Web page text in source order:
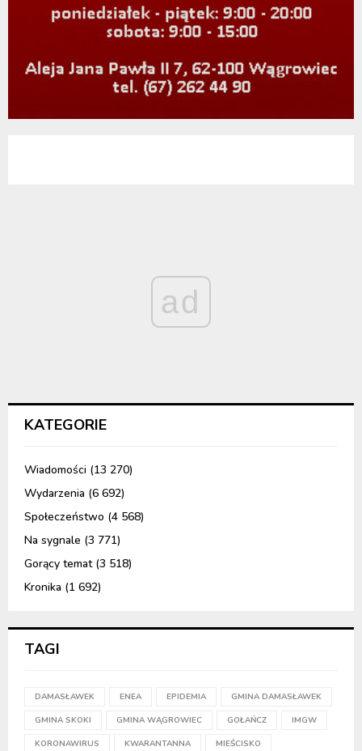
ad
KATEGORIE
Wiadomości (13 270)
Wydarzenia (6 692)
Społeczeństwo (4 568)
Na sygnale (3 771)
Gorący temat(3 518)
Kronika (1 692)
TAGI
DAMASŁAWEK ENEA EPIDEMIA GMINA DAMASŁAWEK
GMINA SKOKI GMINA WĄGROWIEC GOŁAŃCZ IMGW
KORONAWIRUS KWARANTANNA MIEŚCISKO